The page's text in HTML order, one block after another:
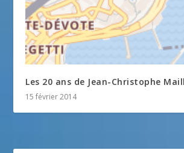
Les 20 ans de Jean-Christophe
15 février 2014